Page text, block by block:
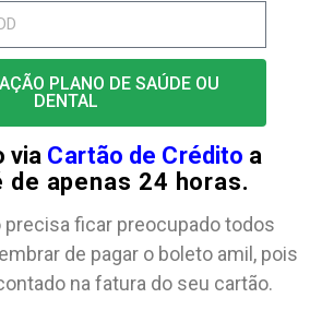
PLANO DE SAÚDE OU
DENTAL
via Cartão de Crédito a
de apenas 24 horas.
precisa ficar preocupado todos
de pagar o boleto amil, pois
na fatura do seu cartão.